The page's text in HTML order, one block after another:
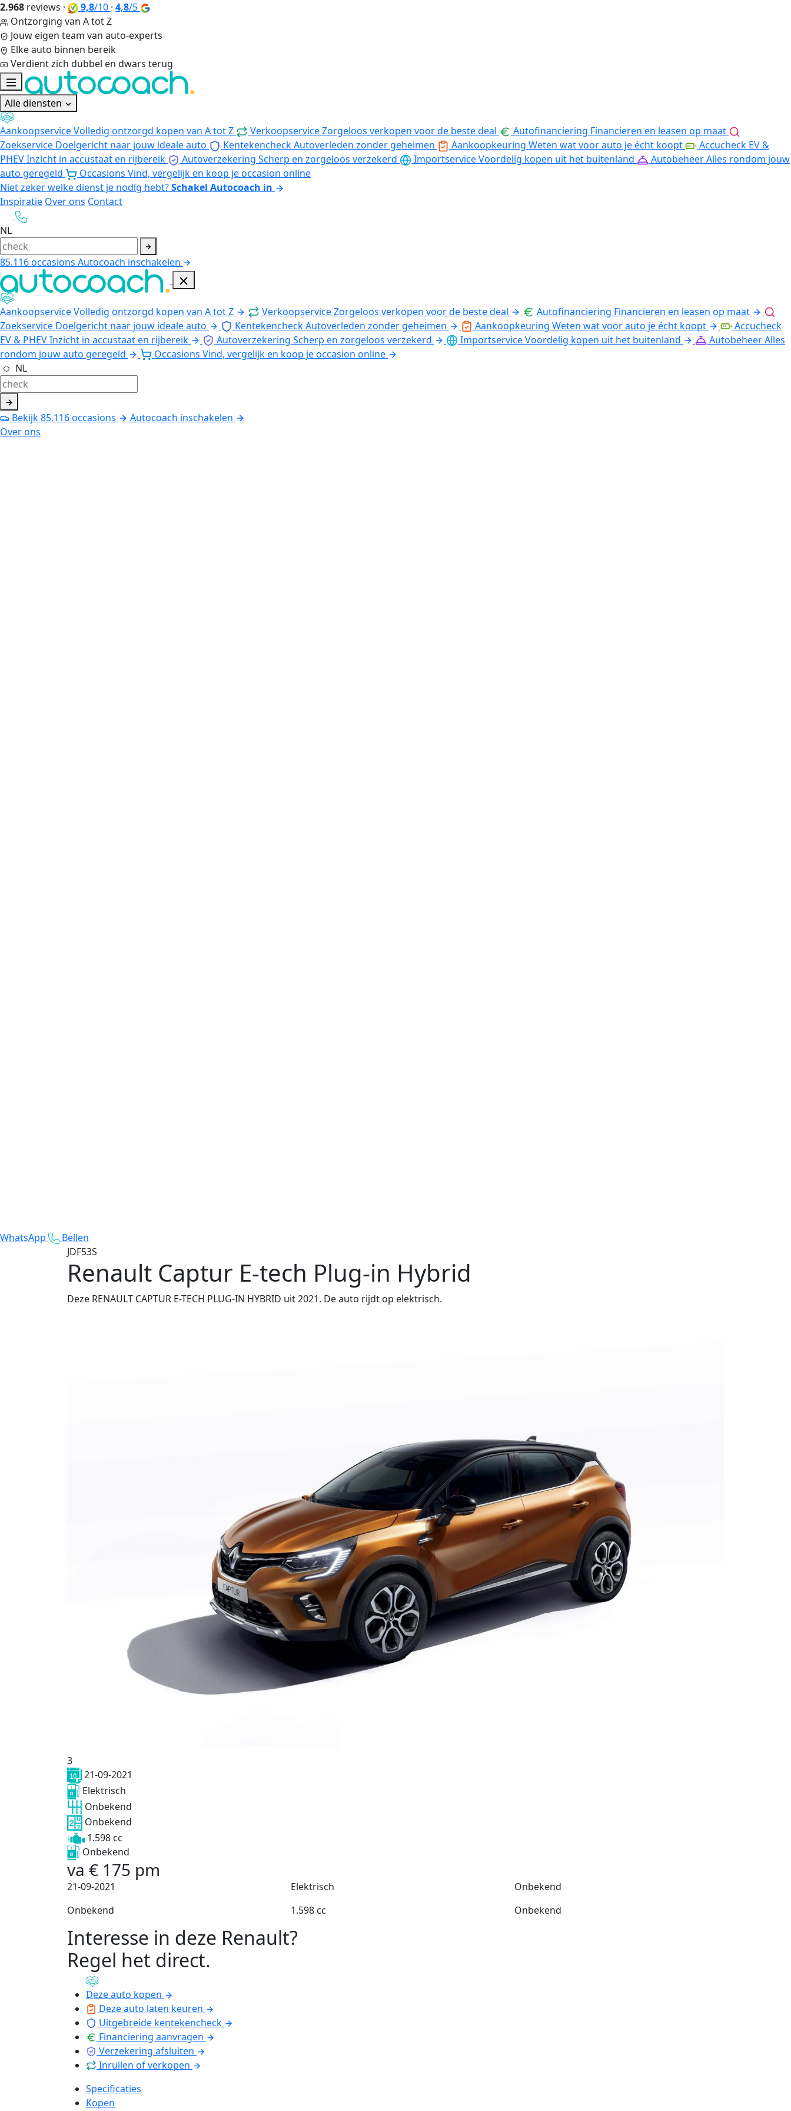
2.968 reviews · 9,8/10 · 4,8/5
Ontzorging van A tot Z
Jouw eigen team van auto-experts
Elke auto binnen bereik
Verdient zich dubbel en dwars terug
Alle diensten
AankoopserviceVolledig ontzorgd kopen van A tot Z VerkoopserviceZorgeloos verkopen voor de beste deal Autofinanciering Financieren en leasen op maat
Zoekservice Doelgericht naar jouw ideale auto KentekencheckAutoverleden zonder geheimen Aankoopkeuring Weten wat voor auto je écht koopt
Accucheck EV &
PHEVInzicht in accustaat en rijbereik Autoverzekering Scherp en zorgeloos verzekerd ImportserviceVoordelig kopen uit het buitenland AutobeheerAlles rondom jouw
auto geregeld
Occasions Vind, vergelijk en koop je occasion online
Niet zeker welke dienst je nodig hebt?Schakel Autocoach in
Inspiratie Over ons Contact
NL
85.116occasions Autocoach inschakelen
AankoopserviceVolledig ontzorgd kopen van A tot Z VerkoopserviceZorgeloos verkopen voor de beste deal Autofinanciering Financieren en leasen op maat
Zoekservice Doelgericht naar jouw ideale auto KentekencheckAutoverleden zonder geheimen Aankoopkeuring Weten wat voor auto je écht koopt
Accucheck
EV & PHEVInzicht in accustaat en rijbereik Autoverzekering Scherp en zorgeloos verzekerd ImportserviceVoordelig kopen uit het buitenland AutobeheerAlles
rondom jouw auto geregeld
Occasions Vind, vergelijk en koop je occasion online
NL
Bekijk85.116occasions
Autocoach inschakelen
Over ons
WhatsApp
Bellen
JDF53S
Renault Captur E-tech Plug-in Hybrid
Deze RENAULT CAPTUR E-TECH PLUG-IN HYBRID uit 2021. De auto rijdt op elektrisch.
3
21-09-2021
Elektrisch
Onbekend
Onbekend
1.598 cc
Onbekend
va € 175 pm
21-09-2021 Elektrisch
Onbekend
Onbekend
1.598 cc Onbekend
Interesse in deze Renault?
Regel het direct.
Deze auto kopen
Deze auto laten keuren
Uitgebreide kentekencheck
Financiering aanvragen
Verzekering afsluiten
Inruilen of verkopen
Specificaties
Kopen